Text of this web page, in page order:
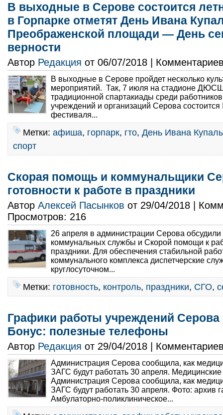
В выходные в Серове состоится
в Горпарке отметят День Ивана
Преображенской площади — День
верности
Автор Редакция от 06/07/2018 |
В выходные в Серове пройдет несколько
мероприятий. Так, 7 июля на стадионе
традиционной спартакиады среди
учреждений и организаций Серова состоится
фестиваля...
Метки: афиша, горпарк, гто, День Ивана
спорт
Скорая помощь и коммунальщики
готовности к работе в праздники
Автор Алексей Пасынков от 29/04/2018 |
Просмотров: 216
26 апреля в администрации Серова обсудили
коммунальных службы и Скорой помощи к
праздники. Для обеспечения стабильной
коммунального комплекса диспетчерские
круглосуточном...
Метки: готовность, контроль, праздники, СГО,
Графики работы учреждений
Бонус: полезные телефоны
Автор Редакция от 29/04/2018 |
Администрация Серова сообщила, как
ЗАГС будут работать 30 апреля.
Администрация Серова сообщила, как
ЗАГС будут работать 30 апреля. Фото: архив
Амбулаторно-поликлиническое...